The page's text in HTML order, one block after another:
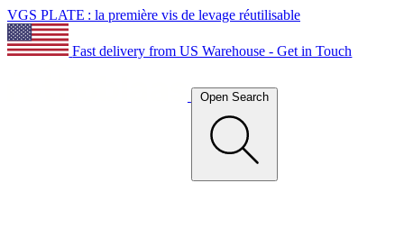
VGS PLATE : la première vis de levage réutilisable
Fast delivery from US Warehouse - Get in Touch
Open Search